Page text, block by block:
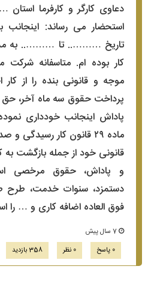
دعاوی کارگر و کارفرما استان
استحضار می رساند:
تاریخ ……….. تا ………..
کار بوده ام. متاسفانه
موجه و قانونی بنده را از
پرداخت حقوق سه ماه آخر،
پاداش اینجانب خودداری
ماده ۲۹ قانون کار رسیدگی
قانونی خود از جمله بازگشت به
و پاداش، حقوق مرخصی
دستمزد، سنوات خدمت، طرح
فوق العاده اضافه کاری و … را
0 پاسخ
0 نظر 358 بازدید